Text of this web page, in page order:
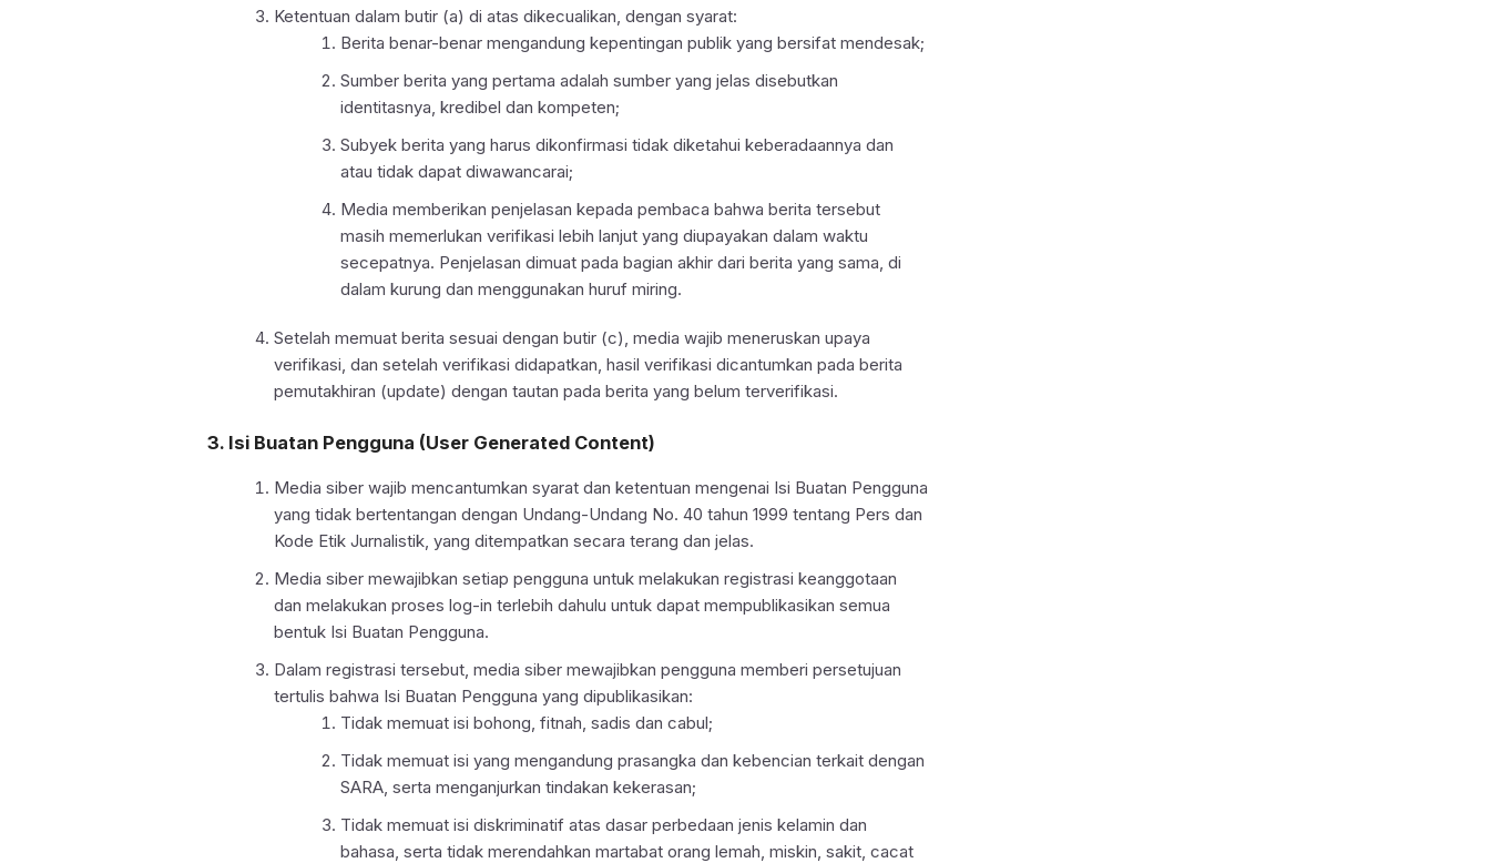
Ketentuan dalam butir (a) di atas dikecualikan, dengan syarat:
Berita benar-benar mengandung kepentingan publik yang bersifat mendesak;
Sumber berita yang pertama adalah sumber yang jelas disebutkan
identitasnya, kredibel dan kompeten;
Subyek berita yang harus dikonfirmasi tidak diketahui keberadaannya dan
atau tidak dapat diwawancarai;
Media memberikan penjelasan kepada pembaca bahwa berita tersebut
masih memerlukan verifikasi lebih lanjut yang diupayakan dalam waktu
secepatnya. Penjelasan dimuat pada bagian akhir dari berita yang sama, di
dalam kurung dan menggunakan huruf miring.
Setelah memuat berita sesuai dengan butir (c), media wajib meneruskan upaya
verifikasi, dan setelah verifikasi didapatkan, hasil verifikasi dicantumkan pada berita
pemutakhiran (update) dengan tautan pada berita yang belum terverifikasi.
3. Isi Buatan Pengguna (User Generated Content)
Media siber wajib mencantumkan syarat dan ketentuan mengenai Isi Buatan Pengguna
yang tidak bertentangan dengan Undang-Undang No. 40 tahun 1999 tentang Pers dan
Kode Etik Jurnalistik, yang ditempatkan secara terang dan jelas.
Media siber mewajibkan setiap pengguna untuk melakukan registrasi keanggotaan
dan melakukan proses log-in terlebih dahulu untuk dapat mempublikasikan semua
bentuk Isi Buatan Pengguna.
Dalam registrasi tersebut, media siber mewajibkan pengguna memberi persetujuan
tertulis bahwa Isi Buatan Pengguna yang dipublikasikan:
Tidak memuat isi bohong, fitnah, sadis dan cabul;
Tidak memuat isi yang mengandung prasangka dan kebencian terkait dengan
SARA, serta menganjurkan tindakan kekerasan;
Tidak memuat isi diskriminatif atas dasar perbedaan jenis kelamin dan
bahasa, serta tidak merendahkan martabat orang lemah, miskin, sakit, cacat